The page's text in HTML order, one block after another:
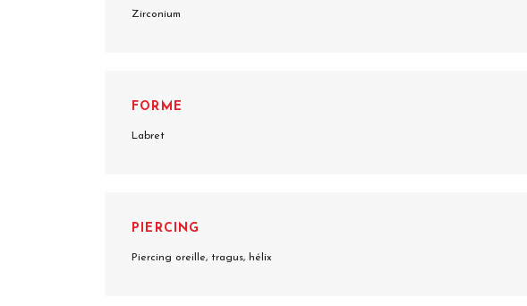
Zirconium
FORME
Labret
PIERCING
Piercing oreille, tragus, hélix